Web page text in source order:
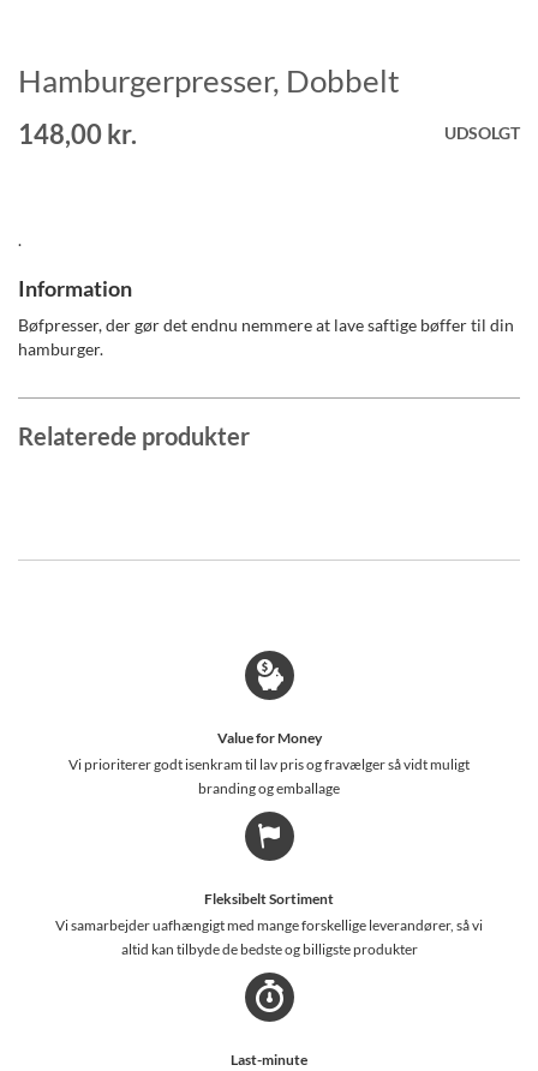
Gå
til
starten
af
Hamburgerpresser, Dobbelt
148,00 kr. UDSOLGT
.
Information
Bøfpresser, der gør det endnu nemmere at lave saftige bøffer til din
hamburger.
Relaterede produkter
Value for Money
Vi prioriterer godt isenkram til lav pris og fravælger så vidt muligt
branding og emballage
Fleksibelt Sortiment
Vi samarbejder uafhængigt med mange forskellige leverandører, så vi
altid kan tilbyde de bedste og billigste produkter
Last-minute